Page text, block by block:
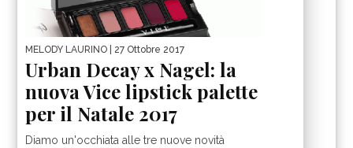
MELODY LAURINO | 27 Ottobre 2017
Urban Decay x Nagel: la
nuova Vice lipstick palette
per il Natale 2017
Diamo un'occhiata alle tre nuove novità